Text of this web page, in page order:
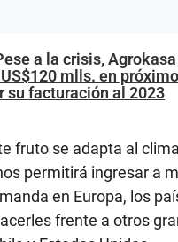
a la crisis,
mlls. en
su facturación al 2023
fruto se adapta al
permitirá ingresar a
en Europa, los
frente a otros